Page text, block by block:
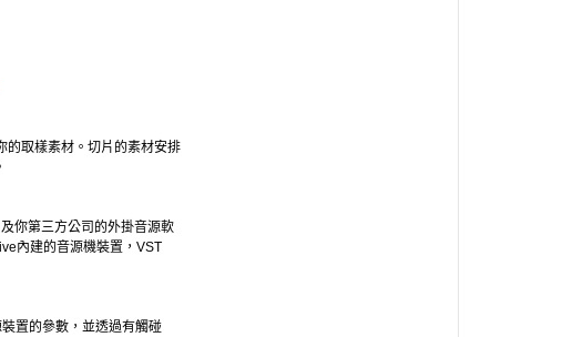
的取樣素材。切片的素材安排
你第三方公司的外掛音源軟
內建的音源機裝置，VST
置的參數， 並透過有觸碰